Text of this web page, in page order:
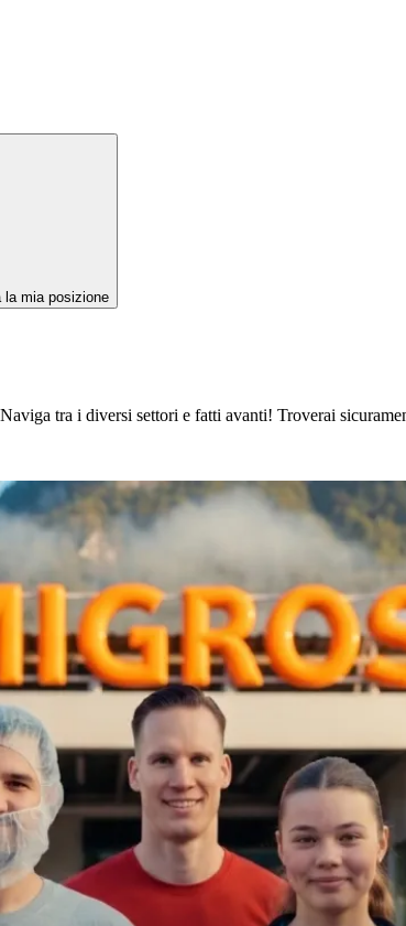
la mia posizione
tra i diversi settori e fatti avanti! Troverai